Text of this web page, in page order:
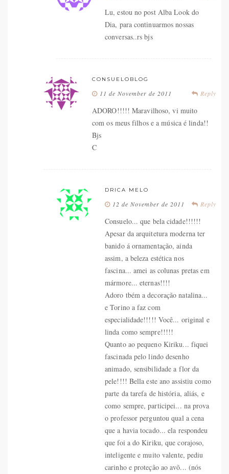
Lu, estou no post Alba Look do
Dia, para continuarmos nossas
conversas..rs bjs
CONSUELOBLOG
Reply
11 de November de 2011
ADORO!!!!! Maravilhoso, vi muito
com os meus filhos e a música é linda!!
Bjs
C
DRICA MELO
Reply
12 de November de 2011
Consuelo... que bela cidade!!!!!!
Apesar da arquitetura moderna ter
banido á ornamentação, ainda
assim, a beleza estética nos
fascina... amei as colunas pretas em
mármore... eternas!!!!
Adoro tbém a decoração natalina...
e Torino a faz com
especialidade!!!!! Você... original e
linda como sempre!!!!!
Quanto ao pequeno Kiriku... fiquei
fascinada pelo lindo desenho
animado, sensibilidade a flor da
pele!!!! Bella este ano assistiu como
parte da tarefa de história, aliás, e
como sempre, participei... na prova
o professor perguntou qual a cena
que a havia tocado... ela respondeu
que foi a do Kiriku, que corajoso,
inteligente e muito valente, pediu
carinho e proteção ao avõ... (nós